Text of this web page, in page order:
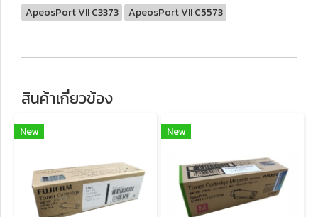
ApeosPort VII C3373
ApeosPort VII C5573
สินค้าเกี่ยวข้อง
New New